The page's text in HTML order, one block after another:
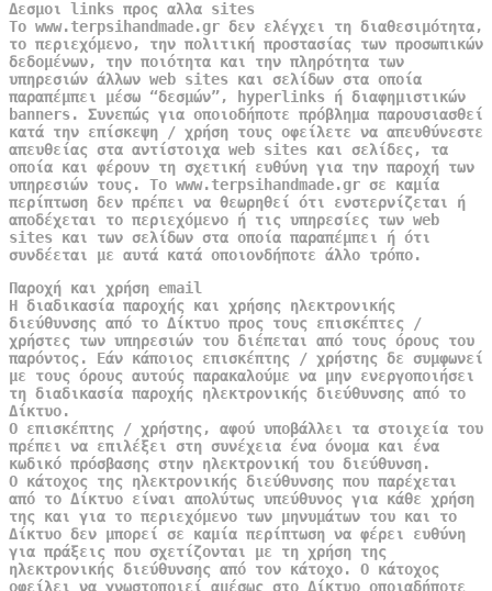
Δεσμοι links προς αλλα sites
Το www.terpsihandmade.gr δεν ελέγχει τη διαθεσιμότητα,
το περιεχόμενο, την πολιτική προστασίας των προσωπικών
δεδομένων, την ποιότητα και την πληρότητα των
υπηρεσιών άλλων web sites και σελίδων στα οποία
παραπέμπει μέσω “δεσμών”, hyperlinks ή διαφημιστικών
banners. Συνεπώς για οποιοδήποτε πρόβλημα παρουσιασθεί
κατά την επίσκεψη / χρήση τους οφείλετε να απευθύνεστε
απευθείας στα αντίστοιχα web sites και σελίδες, τα
οποία και φέρουν τη σχετική ευθύνη για την παροχή των
υπηρεσιών τους. Το www.terpsihandmade.gr σε καμία
περίπτωση δεν πρέπει να θεωρηθεί ότι ενστερνίζεται ή
αποδέχεται το περιεχόμενο ή τις υπηρεσίες των web
sites και των σελίδων στα οποία παραπέμπει ή ότι
συνδέεται με αυτά κατά οποιονδήποτε άλλο τρόπο.
Παροχή και χρήση email
Η διαδικασία παροχής και χρήσης ηλεκτρονικής
διεύθυνσης από το Δίκτυο προς τους επισκέπτες /
χρήστες των υπηρεσιών του διέπεται από τους όρους του
παρόντος. Εάν κάποιος επισκέπτης / χρήστης δε συμφωνεί
με τους όρους αυτούς παρακαλούμε να μην ενεργοποιήσει
τη διαδικασία παροχής ηλεκτρονικής διεύθυνσης από το
Δίκτυο.
Ο επισκέπτης / χρήστης, αφού υποβάλλει τα στοιχεία του
πρέπει να επιλέξει στη συνέχεια ένα όνομα και ένα
κωδικό πρόσβασης στην ηλεκτρονική του διεύθυνση.
Ο κάτοχος της ηλεκτρονικής διεύθυνσης που παρέχεται
από το Δίκτυο είναι απολύτως υπεύθυνος για κάθε χρήση
της και για το περιεχόμενο των μηνυμάτων του και το
Δίκτυο δεν μπορεί σε καμία περίπτωση να φέρει ευθύνη
για πράξεις που σχετίζονται με τη χρήση της
ηλεκτρονικής διεύθυνσης από τον κάτοχο. Ο κάτοχος
οφείλει να γνωστοποιεί αμέσως στο Δίκτυο οποιαδήποτε